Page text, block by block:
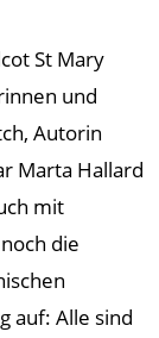
St Mary
und
Autorin
Marta Hallard
mit
die
auf: Alle sind